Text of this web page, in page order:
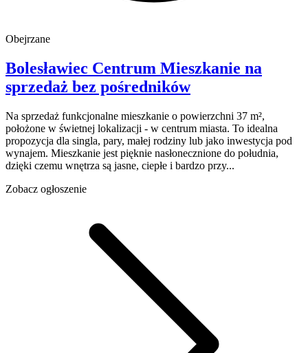
Obejrzane
Bolesławiec Centrum Mieszkanie na
sprzedaż bez pośredników
Na sprzedaż funkcjonalne mieszkanie o powierzchni 37 m²,
położone w świetnej lokalizacji - w centrum miasta. To idealna
propozycja dla singla, pary, małej rodziny lub jako inwestycja pod
wynajem. Mieszkanie jest pięknie nasłonecznione do południa,
dzięki czemu wnętrza są jasne, ciepłe i bardzo przy...
Zobacz ogłoszenie